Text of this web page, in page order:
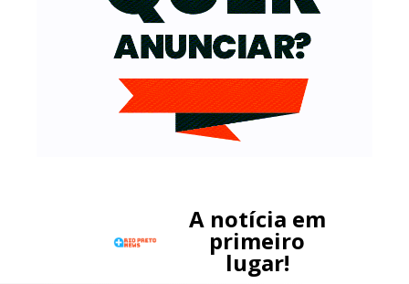
A notícia em
primeiro
lugar!